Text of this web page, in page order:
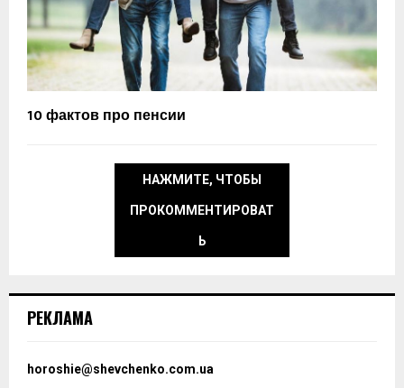
10 фактов про пенсии
НАЖМИТЕ, ЧТОБЫ
ПРОКОММЕНТИРОВАТ
Ь
РЕКЛАМА
horoshie@shevchenko.com.ua